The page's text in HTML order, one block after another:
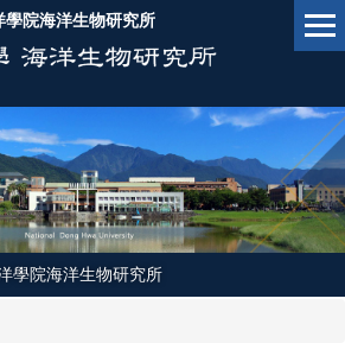
學院海洋生物研究所
學院海洋生物研究所